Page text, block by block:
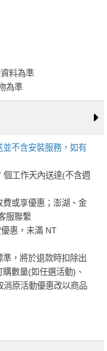
料為準
為準
不含安裝服務，如有
工作天內送達(不含週
或享優惠；澎湖、金
服聯繫
惠，未滿 NT
，將於退款時扣除出
數量(如任選活動)、
原活動優惠改以商品